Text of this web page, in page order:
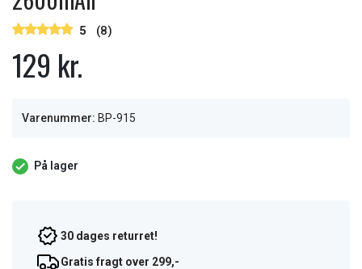
5 (8)
129 kr.
Varenummer: BP-915
På lager
30 dages returret!
Gratis fragt over 299,-